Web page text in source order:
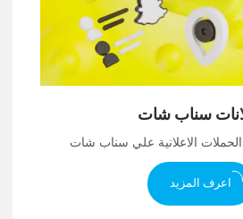
سناب شات
الاعلانية علي سناب شات
اعرف المزيد